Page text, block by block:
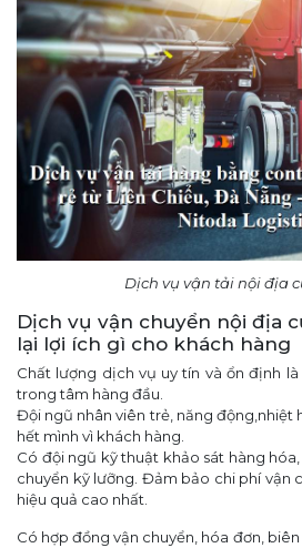
Dịch vụ vận tải nội địa
Dịch vụ vận chuyển nội địa
lại lợi ích gì cho khách hàng
Chất lượng dịch vụ uy tín và ổn định
trong tâm hàng đầu.
Đội ngũ nhân viên trẻ, năng động,nhiệt
hết mình vì khách hàng.
Có đội ngũ kỹ thuật khảo sát hàng
chuyển kỹ lưỡng. Đảm bảo chi phí vận
hiệu quả cao nhất.
Có hợp đồng vận chuyển, hóa đơn,